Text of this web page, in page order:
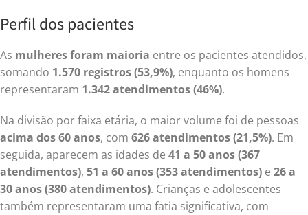
Perfil dos pacientes
As mulheres foram maioria entre os pacientes atendidos,
somando 1.570 registros (53,9%), enquanto os homens
representaram 1.342 atendimentos (46%).
Na divisão por faixa etária, o maior volume foi de pessoas
acima dos 60 anos, com 626 atendimentos (21,5%). Em
seguida, aparecem as idades de 41 a 50 anos (367
atendimentos), 51 a 60 anos (353 atendimentos) e 26 a
30 anos (380 atendimentos). Crianças e adolescentes
também representaram uma fatia significativa, com